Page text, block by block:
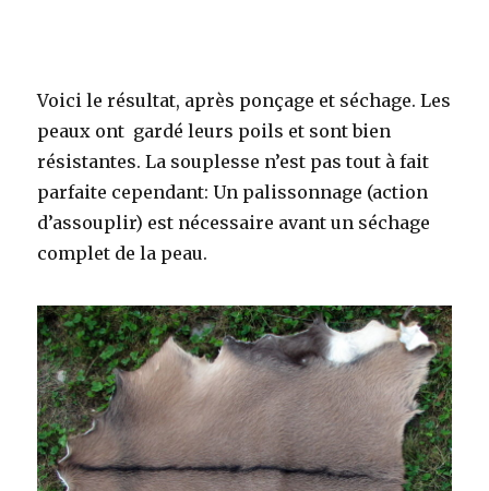
Voici le résultat, après ponçage et séchage. Les
peaux ont gardé leurs poils et sont bien
résistantes. La souplesse n’est pas tout à fait
parfaite cependant: Un palissonnage (action
d’assouplir) est nécessaire avant un séchage
complet de la peau.